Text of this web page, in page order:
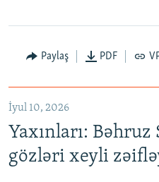
Paylaş PDF
İyul 10, 2026
Yaxınları: Bəhruz
gözləri xeyli